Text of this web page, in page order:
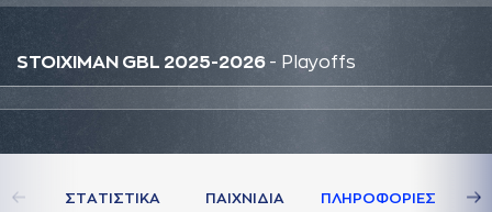
STOIXIMAN GBL 2025-2026 - Playoffs
ΣΤAΤΙΣΤΙΚA ΠAΙΧΝΙΔΙA ΠΛΗΡΟΦΟΡΙΕΣ